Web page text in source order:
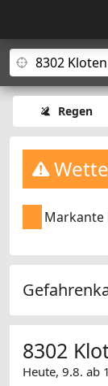
Regen
Markante
8302
Heute, 9.8. ab